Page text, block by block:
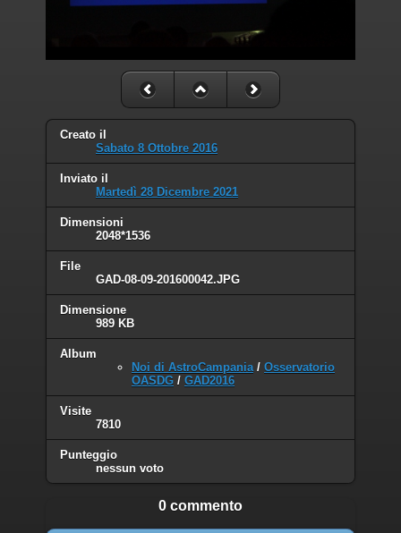
Creato il
Sabato 8 Ottobre 2016
Inviato il
Martedì 28 Dicembre 2021
Dimensioni
2048*1536
File
GAD-08-09-201600042.JPG
Dimensione
989 KB
Album
Noi di AstroCampania / Osservatorio
OASDG / GAD2016
Visite
7810
Punteggio
nessun voto
0 commento